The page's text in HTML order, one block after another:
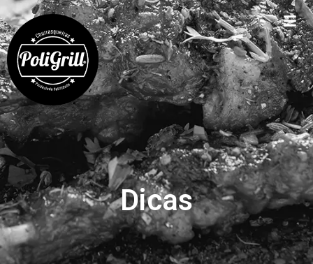
Dicas